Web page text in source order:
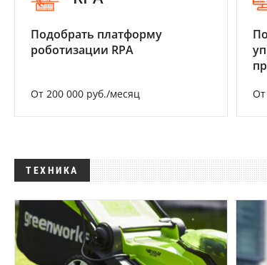
Подобрать платформу
роботизации RPA
От 200 000 руб./месяц От
ТЕХНИКА